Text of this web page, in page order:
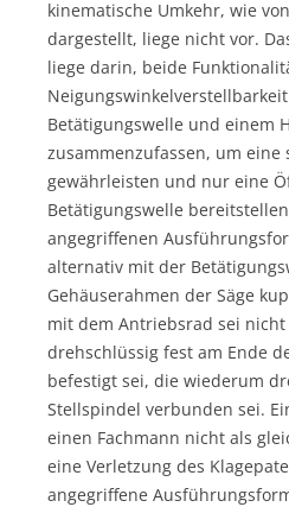
kinematische Umkehr, wie
dargestellt, liege nicht vor.
liege darin, beide
Betätigungswelle und einem
zusammenzufassen, um eine
gewährleisten und nur eine
Betätigungswelle
angegriffenen
alternativ mit der
Gehäuserahmen der Säge
mit dem Antriebsrad sei nicht
drehschlüssig fest am Ende
befestigt sei, die wiederum
Stellspindel verbunden sei.
einen Fachmann nicht als
eine Verletzung des
angegriffene